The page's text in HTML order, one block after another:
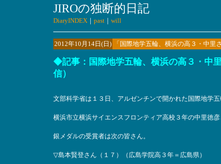
JIROの独断的日記
DiaryINDEX｜ past｜ will
2012年10月14日(日) 「国際地学五輪、横浜の高３・中
◆記事：国際地学五輪、横浜の高３・中
信）
文部科学省は１３日、アルゼンチンで開かれた国際地学
横浜市立横浜サイエンスフロンティア高校３年の中里徳
銀メダルの受賞者は次の皆さん。
▽島本賢登さん（１７）（広島学院高３年＝広島県）